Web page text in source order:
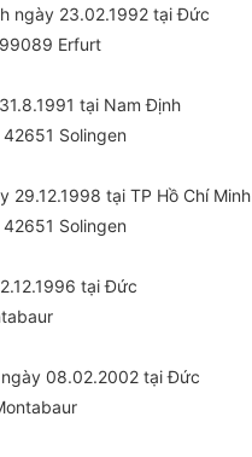
ngày 23.02.1992 tại Đức
Erfurt
tại Nam Định
Solingen
29.12.1998 tại TP Hồ Chí Minh
Solingen
tại Đức
08.02.2002 tại Đức